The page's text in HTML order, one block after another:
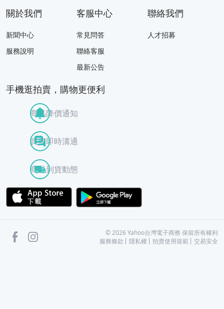
關於我們
新聞中心
服務說明
客服中心
常見問答
聯絡客服
最新公告
聯絡我們
人才招募
手機逛拍賣，購物更便利
商品降價通知
買賣即時溝通
商品到貨動態
APP Store
facebook ©2026 Yahoo台灣電子商務 保留所有權利
服務條款
隱私權 拍賣使用規範 交易安全